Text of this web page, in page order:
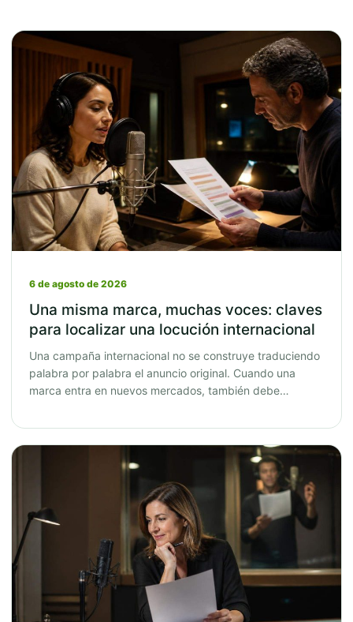
6 de agosto de 2026
Una misma marca, muchas voces: claves
para localizar una locución internacional
Una campaña internacional no se construye traduciendo
palabra por palabra el anuncio original. Cuando una
marca entra en nuevos mercados, también debe…